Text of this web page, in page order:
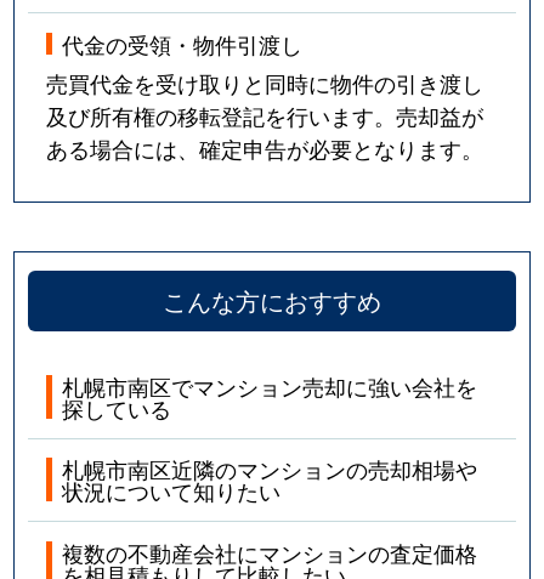
代金の受領・物件引渡し
売買代金を受け取りと同時に物件の引き渡し
及び所有権の移転登記を行います。売却益が
ある場合には、確定申告が必要となります。
こんな方におすすめ
札幌市南区でマンション売却に強い会社を
探している
札幌市南区近隣のマンションの売却相場や
状況について知りたい
複数の不動産会社にマンションの査定価格